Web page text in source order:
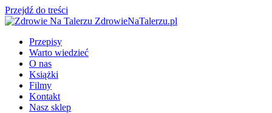
Przejdź do treści
ZdrowieNaTalerzu.pl
Przepisy
Warto wiedzieć
O nas
Książki
Filmy
Kontakt
Nasz sklep